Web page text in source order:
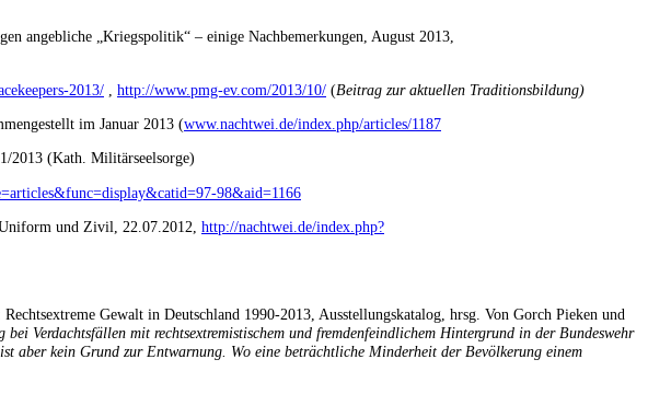
angebliche „Kriegspolitik“ – einige Nachbemerkungen, August 2013,
2013/ http://www.pmg-ev.com/2013/10/ (Beitrag zur aktuellen Traditionsbildung)
im Januar 2013 (www.nachtwei.de/index.php/articles/1187
2013 (Kath. Militärseelsorge)
98&aid=1166
und Zivil, 22.07.2012, http://nachtwei.de/index.php?
Rechtsextreme Gewalt in Deutschland 1990-2013, Ausstellungskatalog, hrsg. Von Gorch Pieken und
bei Verdachtsfällen mit rechtsextremistischem und fremdenfeindlichem Hintergrund in der Bundeswehr
aber kein Grund zur Entwarnung. Wo eine beträchtliche Minderheit der Bevölkerung einem